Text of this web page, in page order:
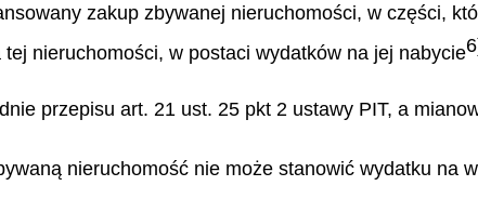
zakup zbywanej nieruchomości, w części,
nieruchomości, w postaci wydatków na jej nabycie
przepisu art. 21 ust. 25 pkt 2 ustawy PIT, a
nieruchomość nie może stanowić wydatku na